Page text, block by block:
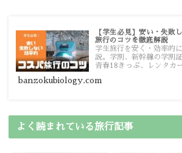
【学生必見】安い・失敗
旅行のコツを徹底解説
学生旅行を安く・効率的
説。学割、新幹線の学割
青春18きっぷ、レンタカ
banzokubiology.com
よく読まれている旅行記事